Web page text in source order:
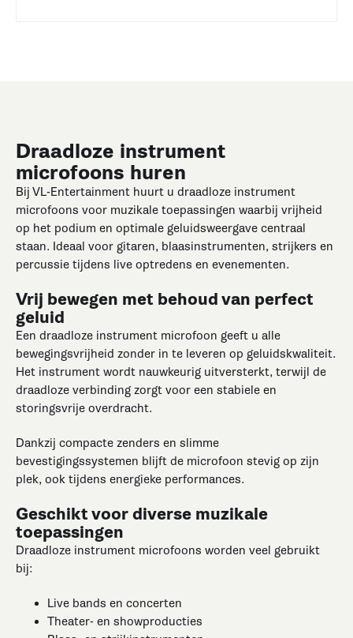
Draadloze instrument
microfoons huren
Bij VL-Entertainment huurt u draadloze instrument
microfoons voor muzikale toepassingen waarbij vrijheid
op het podium en optimale geluidsweergave centraal
staan. Ideaal voor gitaren, blaasinstrumenten, strijkers en
percussie tijdens live optredens en evenementen.
Vrij bewegen met behoud van perfect
geluid
Een draadloze instrument microfoon geeft u alle
bewegingsvrijheid zonder in te leveren op geluidskwaliteit.
Het instrument wordt nauwkeurig uitversterkt, terwijl de
draadloze verbinding zorgt voor een stabiele en
storingsvrije overdracht.
Dankzij compacte zenders en slimme
bevestigingssystemen blijft de microfoon stevig op zijn
plek, ook tijdens energieke performances.
Geschikt voor diverse muzikale
toepassingen
Draadloze instrument microfoons worden veel gebruikt
bij:
Live bands en concerten
Theater- en showproducties